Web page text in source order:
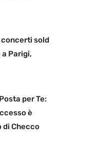
concerti sold
Parigi,
per Te:
è
di Checco